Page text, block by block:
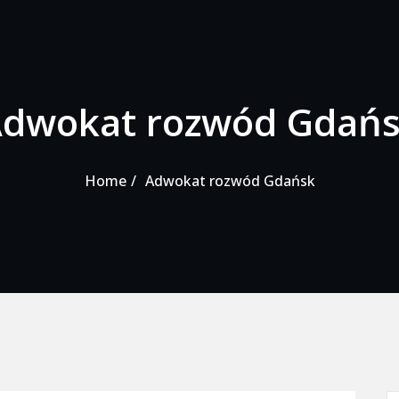
rozwód
Home Adwokat rozwód Gdańsk